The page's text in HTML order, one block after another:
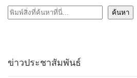
ค้นหา ค้นหา
ข่าวประชาสัมพันธ์